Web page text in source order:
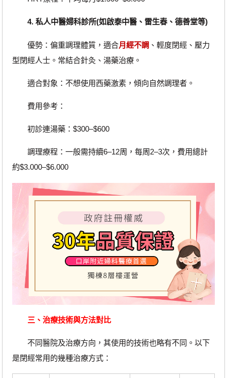
4. 私人中醫婦科診所(如啟泰中醫、雷生春、德善堂等)
優勢：偏重調理體質，適合月經不調 、輕度閉經、壓力
型閉經人士。常結合針灸、湯藥治療。
適合對象：不想使用西藥激素，傾向自然調理者。
費用參考：
初診連湯藥：$300–$600
調理療程：一般需持續6–12周，每周2–3次，費用總計
約$3.000–$6.000
三、治療技術與方法對比
不同醫院及治療方向，其使用的技術也略有不同。以下
是閉經常用的幾種治療方式：